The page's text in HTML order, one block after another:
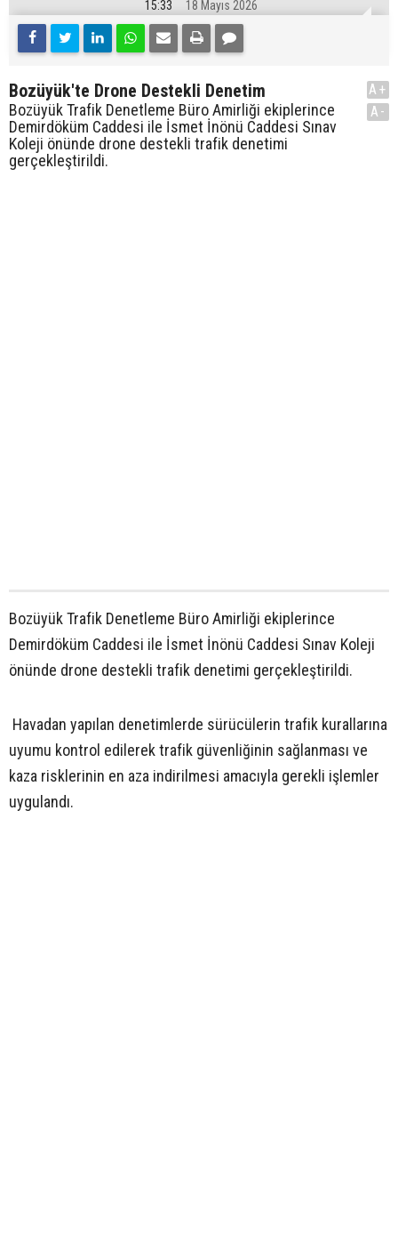
15:33 18 Mayıs 2026
Bozüyük'te Drone Destekli Denetim
Bozüyük Trafik Denetleme Büro Amirliği ekiplerince
Demirdöküm Caddesi ile İsmet İnönü Caddesi Sınav
Koleji önünde drone destekli trafik denetimi
gerçekleştirildi.
A+
A-
Bozüyük Trafik Denetleme Büro Amirliği ekiplerince
Demirdöküm Caddesi ile İsmet İnönü Caddesi Sınav Koleji
önünde drone destekli trafik denetimi gerçekleştirildi.
Havadan yapılan denetimlerde sürücülerin trafik kurallarına
uyumu kontrol edilerek trafik güvenliğinin sağlanması ve
kaza risklerinin en aza indirilmesi amacıyla gerekli işlemler
uygulandı.